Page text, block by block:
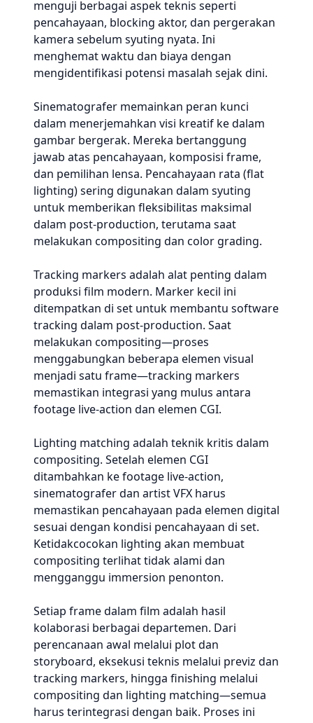
menguji berbagai aspek teknis seperti
pencahayaan, blocking aktor, dan pergerakan
kamera sebelum syuting nyata. Ini
menghemat waktu dan biaya dengan
mengidentifikasi potensi masalah sejak dini.
Sinematografer memainkan peran kunci
dalam menerjemahkan visi kreatif ke dalam
gambar bergerak. Mereka bertanggung
jawab atas pencahayaan, komposisi frame,
dan pemilihan lensa. Pencahayaan rata (flat
lighting) sering digunakan dalam syuting
untuk memberikan fleksibilitas maksimal
dalam post-production, terutama saat
melakukan compositing dan color grading.
Tracking markers adalah alat penting dalam
produksi film modern. Marker kecil ini
ditempatkan di set untuk membantu software
tracking dalam post-production. Saat
melakukan compositing—proses
menggabungkan beberapa elemen visual
menjadi satu frame—tracking markers
memastikan integrasi yang mulus antara
footage live-action dan elemen CGI.
Lighting matching adalah teknik kritis dalam
compositing. Setelah elemen CGI
ditambahkan ke footage live-action,
sinematografer dan artist VFX harus
memastikan pencahayaan pada elemen digital
sesuai dengan kondisi pencahayaan di set.
Ketidakcocokan lighting akan membuat
compositing terlihat tidak alami dan
mengganggu immersion penonton.
Setiap frame dalam film adalah hasil
kolaborasi berbagai departemen. Dari
perencanaan awal melalui plot dan
storyboard, eksekusi teknis melalui previz dan
tracking markers, hingga finishing melalui
compositing dan lighting matching—semua
harus terintegrasi dengan baik. Proses ini